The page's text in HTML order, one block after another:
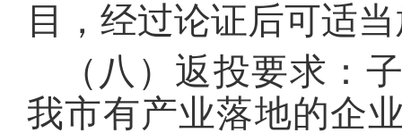
目，经过论证后可适
（八）返投要求：
我市有产业落地的企